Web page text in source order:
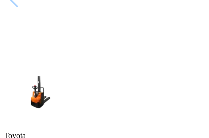
Toyota